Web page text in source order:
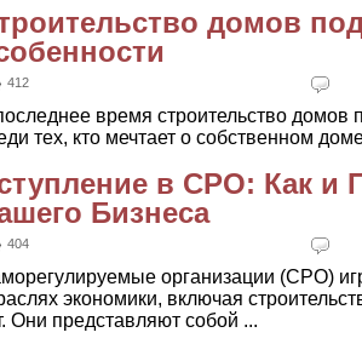
домов
412
время строительство домов
тех, кто мечтает о собственном
в СРО: Как и
Бизнеса
404
организации (СРО)
экономики, включая
Они представляют собой ...